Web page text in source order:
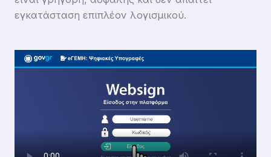
εγκατάσταση επιπλέον λογισμικού.